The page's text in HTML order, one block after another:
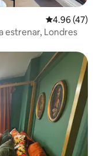
Calificación
4.96 (47)
estrenar, Londres